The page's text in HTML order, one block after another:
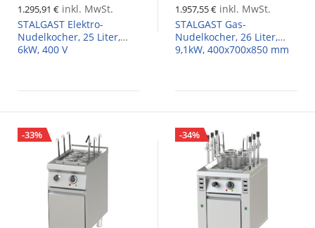
1.295,91 € inkl. MwSt.
STALGAST Elektro-
Nudelkocher, 25 Liter,
6kW, 400 V
1.957,55 € inkl. MwSt.
STALGAST Gas-
Nudelkocher, 26 Liter,
9,1kW, 400x700x850 mm
-33% -34%